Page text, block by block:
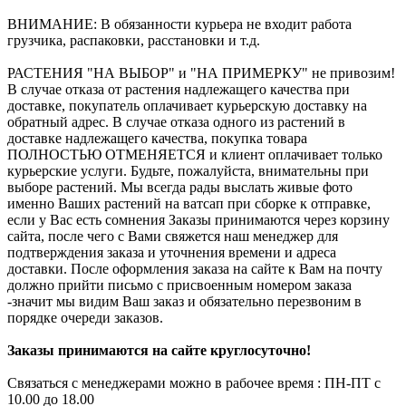
ВНИМАНИЕ: В обязанности курьера не входит работа
грузчика, распаковки, расстановки и т.д.
РАСТЕНИЯ "НА ВЫБОР" и "НА ПРИМЕРКУ" не привозим!
В случае отказа от растения надлежащего качества при
доставке, покупатель оплачивает курьерскую доставку на
обратный адрес. В случае отказа одного из растений в
доставке надлежащего качества, покупка товара
ПОЛНОСТЬЮ ОТМЕНЯЕТСЯ и клиент оплачивает только
курьерские услуги. Будьте, пожалуйста, внимательны при
выборе растений. Мы всегда рады выслать живые фото
именно Ваших растений на ватсап при сборке к отправке,
если у Вас есть сомнения Заказы принимаются через корзину
сайта, после чего с Вами свяжется наш менеджер для
подтверждения заказа и уточнения времени и адреса
доставки. После оформления заказа на сайте к Вам на почту
должно прийти письмо с присвоенным номером заказа
-значит мы видим Ваш заказ и обязательно перезвоним в
порядке очереди заказов.
Заказы принимаются на сайте круглосуточно!
Связаться с менеджерами можно в рабочее время : ПН-ПТ с
10.00 до 18.00